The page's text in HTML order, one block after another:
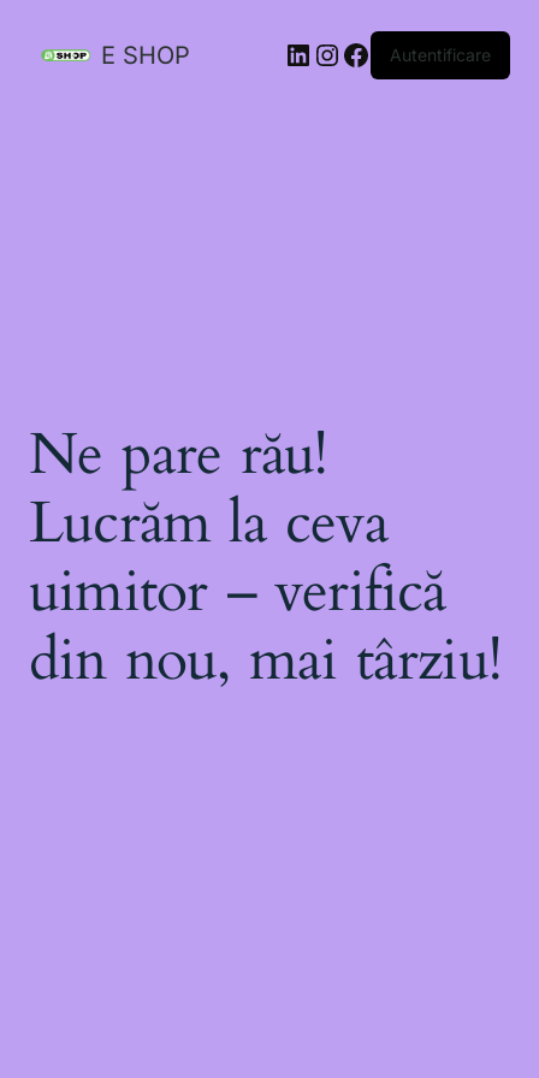
E SHOP Autentificare
Ne pare rău!
Lucrăm la ceva
uimitor – verifică
din nou, mai târziu!